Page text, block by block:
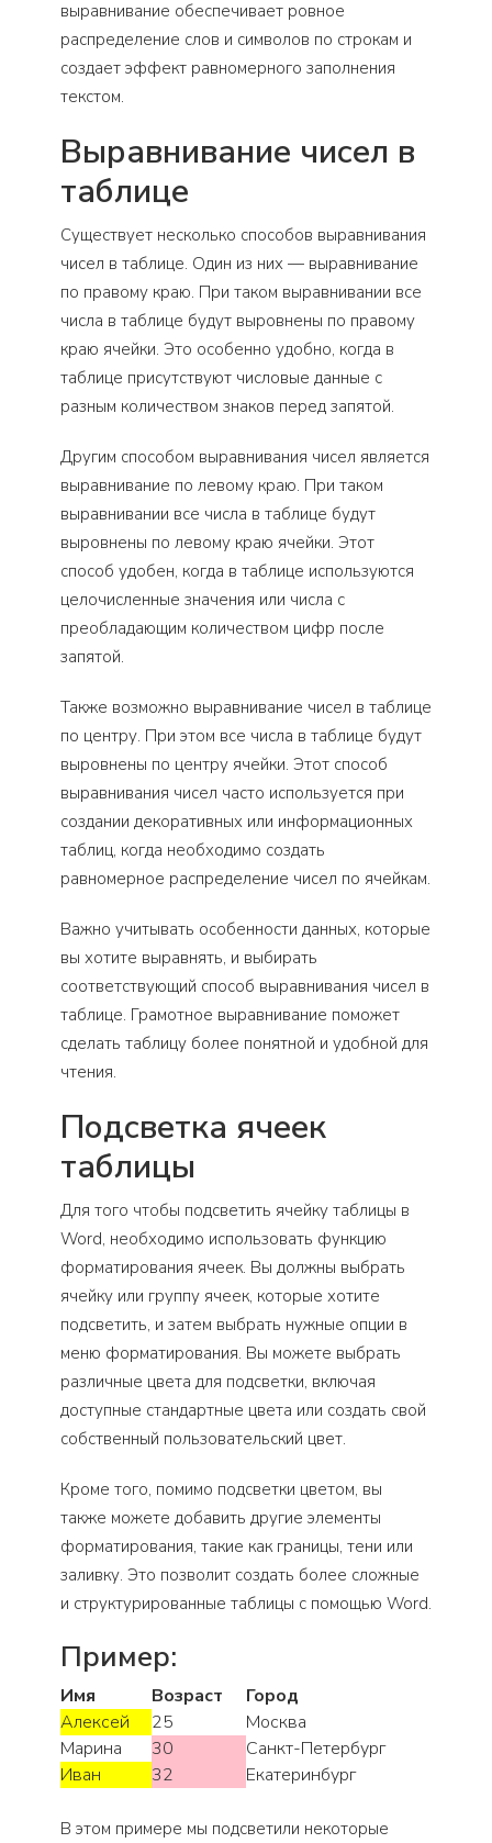
выравнивание обеспечивает ровное
распределение слов и символов по строкам и
создает эффект равномерного заполнения
текстом.
Выравнивание чисел в
таблице
Существует несколько способов выравнивания
чисел в таблице. Один из них — выравнивание
по правому краю. При таком выравнивании все
числа в таблице будут выровнены по правому
краю ячейки. Это особенно удобно, когда в
таблице присутствуют числовые данные с
разным количеством знаков перед запятой.
Другим способом выравнивания чисел является
выравнивание по левому краю. При таком
выравнивании все числа в таблице будут
выровнены по левому краю ячейки. Этот
способ удобен, когда в таблице используются
целочисленные значения или числа с
преобладающим количеством цифр после
запятой.
Также возможно выравнивание чисел в таблице
по центру. При этом все числа в таблице будут
выровнены по центру ячейки. Этот способ
выравнивания чисел часто используется при
создании декоративных или информационных
таблиц, когда необходимо создать
равномерное распределение чисел по ячейкам.
Важно учитывать особенности данных, которые
вы хотите выравнять, и выбирать
соответствующий способ выравнивания чисел в
таблице. Грамотное выравнивание поможет
сделать таблицу более понятной и удобной для
чтения.
Подсветка ячеек
таблицы
Для того чтобы подсветить ячейку таблицы в
Word, необходимо использовать функцию
форматирования ячеек. Вы должны выбрать
ячейку или группу ячеек, которые хотите
подсветить, и затем выбрать нужные опции в
меню форматирования. Вы можете выбрать
различные цвета для подсветки, включая
доступные стандартные цвета или создать свой
собственный пользовательский цвет.
Кроме того, помимо подсветки цветом, вы
также можете добавить другие элементы
форматирования, такие как границы, тени или
заливку. Это позволит создать более сложные
и структурированные таблицы с помощью Word.
Пример:
Имя Возраст
Город
Алексей
25
Москва
Марина
30
Санкт-Петербург
Иван
32 Екатеринбург
В этом примере мы подсветили некоторые